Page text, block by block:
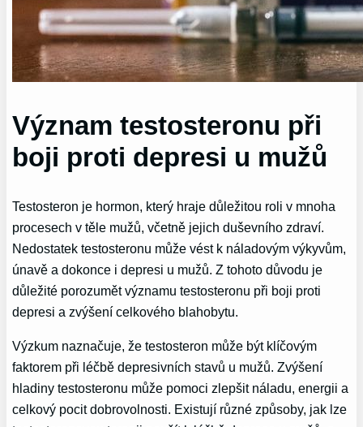
Význam testosteronu při
boji proti depresi u mužů
Testosteron je hormon, který hraje důležitou roli v mnoha
procesech v těle mužů, včetně jejich duševního zdraví.
Nedostatek testosteronu může vést k náladovým výkyvům,
únavě a dokonce i depresi u mužů. Z tohoto důvodu je
důležité porozumět významu testosteronu při boji proti
depresi a zvýšení celkového blahobytu.
Výzkum naznačuje, že testosteron může být klíčovým
faktorem při léčbě depresivních stavů u mužů. Zvýšení
hladiny testosteronu může pomoci zlepšit náladu, energii a
celkový pocit dobrovolnosti. Existují různé způsoby, jak lze